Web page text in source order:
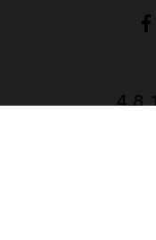
4.8